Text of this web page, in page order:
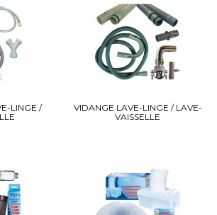
LINGE /
VIDANGE LAVE-LINGE / LAVE-
VAISSELLE